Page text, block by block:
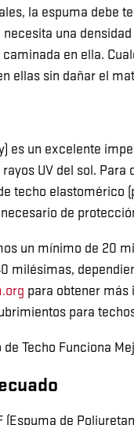
la espuma debe
una
en ella.
ellas sin dañar el
es un excelente
UV del sol.
techo elastomérico
de
un mínimo de 20
milésimas,
para obtener
para
Techo Funciona
de